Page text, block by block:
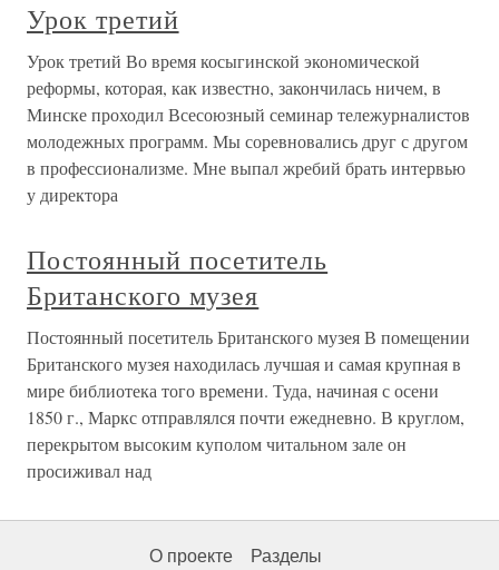
Урок третий
Урок третий Во время косыгинской экономической
реформы, которая, как известно, закончилась ничем, в
Минске проходил Всесоюзный семинар тележурналистов
молодежных программ. Мы соревновались друг с другом
в профессионализме. Мне выпал жребий брать интервью
у директора
Постоянный посетитель
Британского музея
Постоянный посетитель Британского музея В помещении
Британского музея находилась лучшая и самая крупная в
мире библиотека того времени. Туда, начиная с осени
1850 г., Маркс отправлялся почти ежедневно. В круглом,
перекрытом высоким куполом читальном зале он
просиживал над
О проекте Разделы